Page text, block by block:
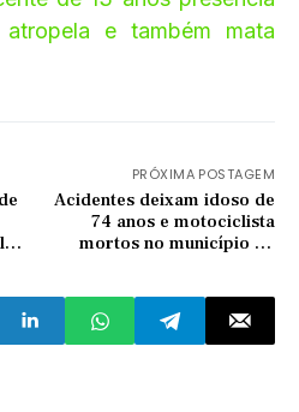
e também mata
e
PRÓXIMA POSTAGEM
Acidentes deixam idoso de
74 anos e motociclista
mortos no município de